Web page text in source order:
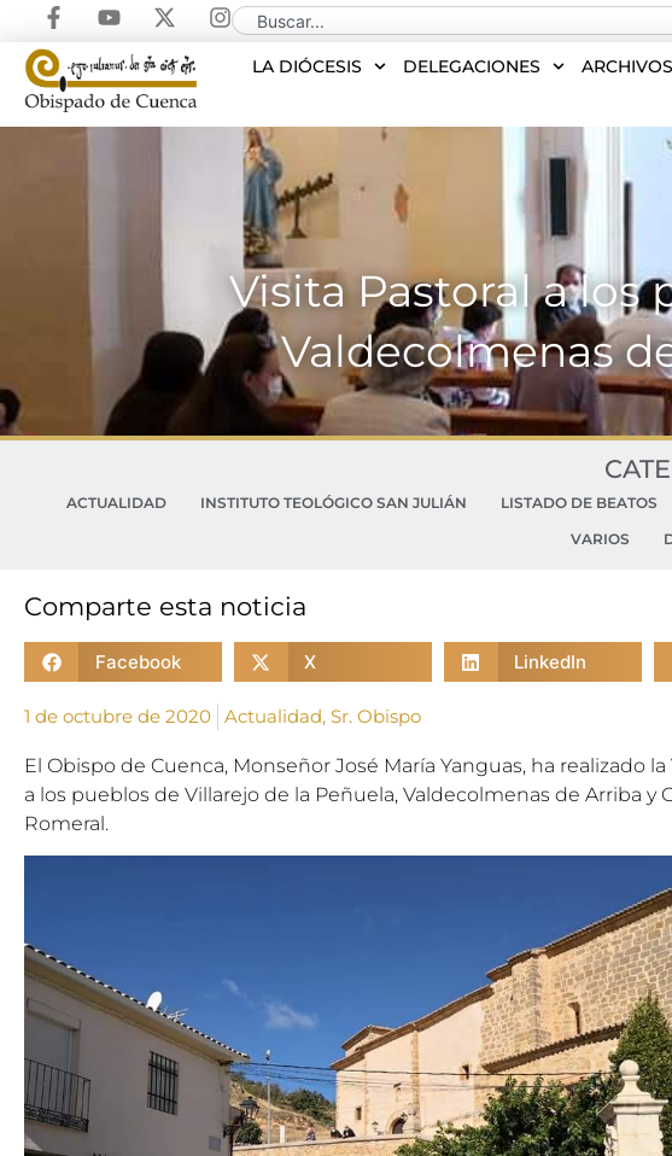
LA DIÓCESIS DELEGACIONES
Visita Pastoral a los
Valdecolmenas
ACTUALIDAD INSTITUTO TEOLÓGICO SAN JULIÁN LISTADO DE BEATOS
VARIOS
Comparte esta noticia
Facebook X LinkedIn
1 de octubre de 2020 Actualidad, Sr. Obispo
El Obispo de Cuenca, Monseñor José María Yanguas, ha realizado la
a los pueblos de Villarejo de la Peñuela, Valdecolmenas de Arriba y
Romeral.